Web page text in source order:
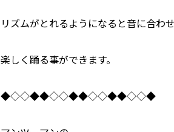
リズムがとれるようになると音に合わ
楽しく踊る事ができます。
◆◇◇◆◆◇◇◆◆◇◇◆◆◇◇◆